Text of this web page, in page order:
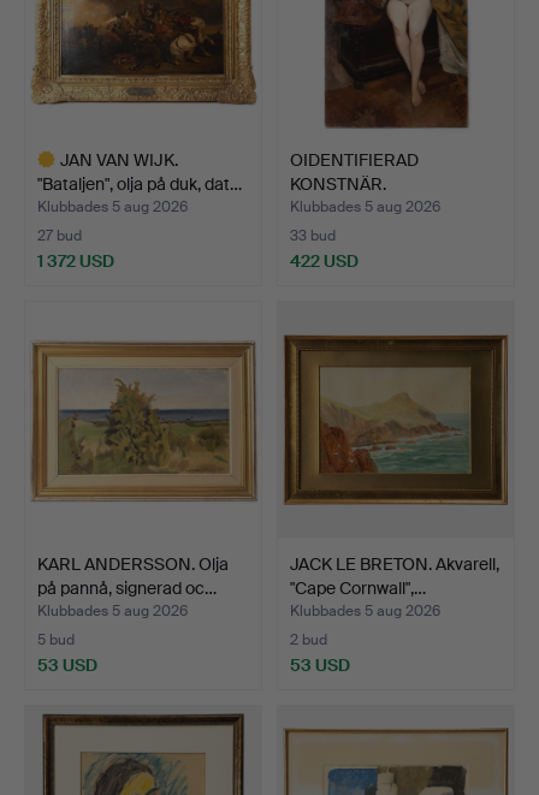
JAN VAN WIJK.
"Bataljen", olja på duk, dat…
Klubbades 5 aug 2026
27 bud
1 372 USD
OIDENTIFIERAD
KONSTNÄR.
Akademimålning eft…
Klubbades 5 aug 2026
33 bud
422 USD
KARL ANDERSSON. Olja
på pannå, signerad oc…
Klubbades 5 aug 2026
5 bud
53 USD
JACK LE BRETON. Akvarell,
"Cape Cornwall",…
Klubbades 5 aug 2026
2 bud
53 USD